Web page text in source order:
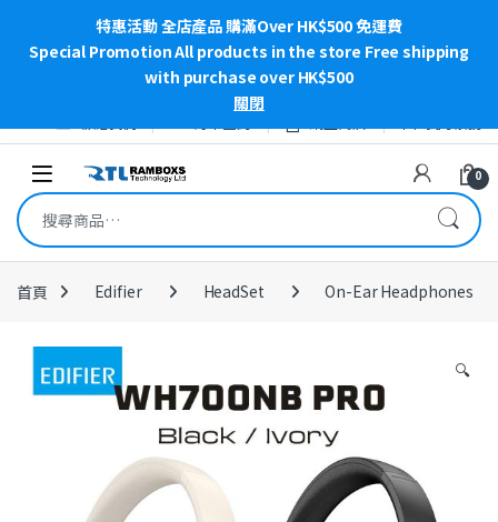
特惠活動 全店產品 購滿Over HK$500 免運費
Special Promotion All products in the store Free shipping
with purchase over HK$500
關閉
Open 0
搜尋關鍵字:
首頁 Edifier HeadSet On-Ear Headphones
🔍